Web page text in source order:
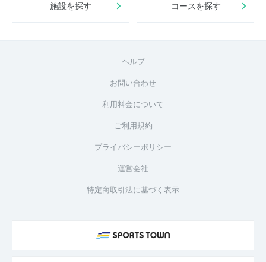
施設を探す コースを探す
ヘルプ
お問い合わせ
利用料金について
ご利用規約
プライバシーポリシー
運営会社
特定商取引法に基づく表示